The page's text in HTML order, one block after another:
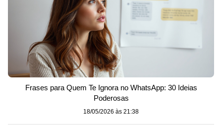
Frases para Quem Te Ignora no WhatsApp: 30 Ideias
Poderosas
18/05/2026 às 21:38